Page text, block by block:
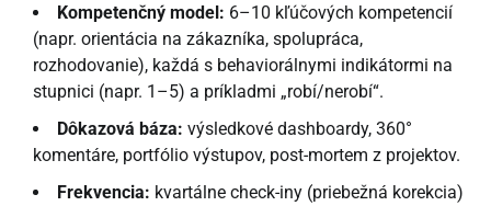
Kompetenčný model: 6–10 kľúčových kompetencií
(napr. orientácia na zákazníka, spolupráca,
rozhodovanie), každá s behaviorálnymi indikátormi na
stupnici (napr. 1–5) a príkladmi „robí/nerobí“.
Dôkazová báza: výsledkové dashboardy, 360°
komentáre, portfólio výstupov, post-mortem z projektov.
Frekvencia: kvartálne check-iny (priebežná korekcia)